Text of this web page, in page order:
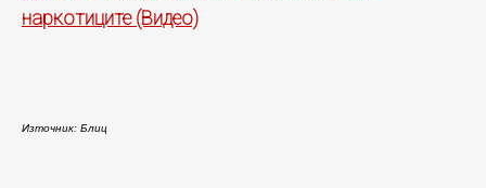
наркотиците (Видео)
Източник: Блиц